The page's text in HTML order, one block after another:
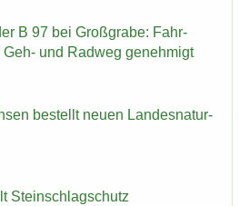
B 97 bei Groß­gra­be: Fahr­
und Rad­weg ge­neh­migt
be­stellt neuen Lan­des­na­tur­
Stein­schlag­schutz